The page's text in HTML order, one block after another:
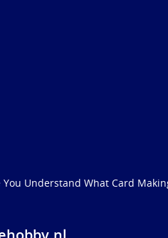
Understand What Card